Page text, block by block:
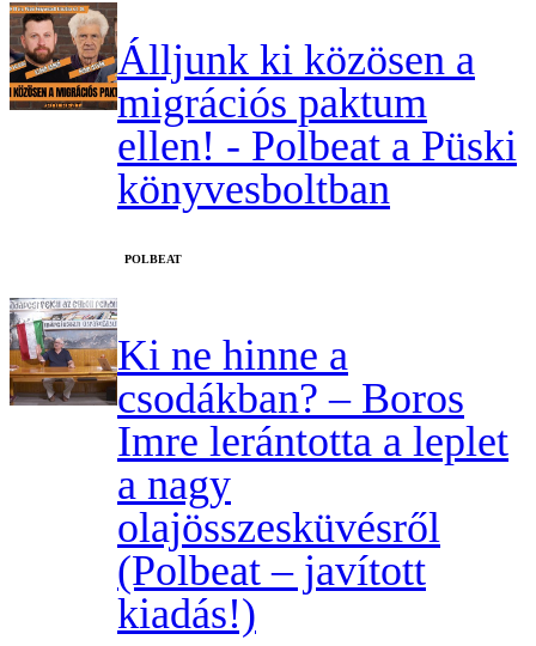
Álljunk ki közösen a
migrációs paktum
ellen! - Polbeat a Püski
könyvesboltban
‎POLBEAT
Ki ne hinne a
csodákban? – Boros
Imre lerántotta a leplet
a nagy
olajösszesküvésről
(Polbeat – javított
kiadás!)